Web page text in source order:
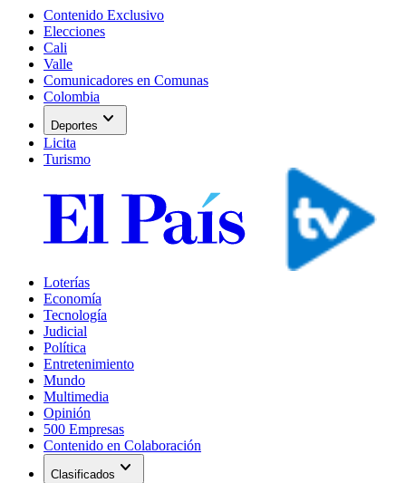
Contenido Exclusivo
Elecciones
Cali
Valle
Comunicadores en Comunas
Colombia
Deportes expand_more
Licita
Turismo
Loterías
Economía
Tecnología
Judicial
Política
Entretenimiento
Mundo
Multimedia
Opinión
500 Empresas
Contenido en Colaboración
Clasificados expand_more